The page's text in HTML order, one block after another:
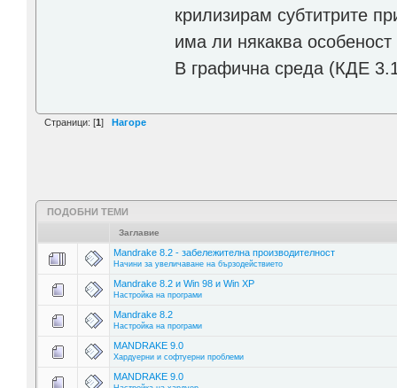
крилизирам субтитрите
има ли някаква
В графична среда (КДЕ
Страници: [1] Нагоре
ПОДОБНИ ТЕМИ
Заглавие
Mandrake 8.2 - забележителна производителност
Начини за увеличаване на бързодействието
Mandrake 8.2 и Win 98 и Win XP
Настройка на програми
Mandrake 8.2
Настройка на програми
MANDRAKE 9.0
Хардуерни и софтуерни проблеми
MANDRAKE 9.0